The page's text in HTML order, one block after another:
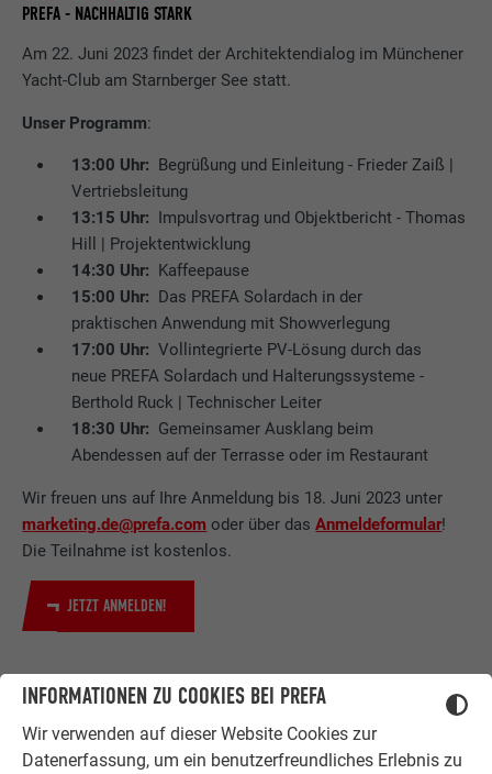
INFORMATIONEN ZU COOKIES BEI PREFA
Wir verwenden auf dieser Website Cookies zur
Datenerfassung, um ein benutzerfreundliches Erlebnis zu
PREFA - NACHHALTIG STARK
Am 22. Juni 2023 findet der Architektendialog im Münchener
Yacht-Club am Starnberger See statt.
Unser Programm:
13:00 Uhr: Begrüßung und Einleitung - Frieder Zaiß |
Vertriebsleitung
13:15 Uhr: Impulsvortrag und Objektbericht - Thomas
Hill | Projektentwicklung
14:30 Uhr: Kaffeepause
15:00 Uhr: Das PREFA Solardach in der
praktischen Anwendung mit Showverlegung
17:00 Uhr: Vollintegrierte PV-Lösung durch das
neue PREFA Solardach und Halterungssysteme -
Berthold Ruck | Technischer Leiter
18:30 Uhr: Gemeinsamer Ausklang beim
Abendessen auf der Terrasse oder im Restaurant
Wir freuen uns auf Ihre Anmeldung bis 18. Juni 2023 unter
marketing.de@prefa.com oder über dasAnmeldeformular!
Die Teilnahme ist kostenlos.
JETZT ANMELDEN!